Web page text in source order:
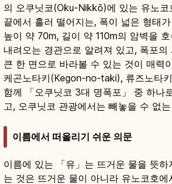
의 오쿠닛코(Oku-Nikkō)에 있는 유노
끝에서 흘러 떨어지는, 폭이 넓은 형태
높이 약 70m, 길이 약 110m의 암벽을
내려오는 경관으로 알려져 있고, 폭포의
큰 한 면으로 바라볼 수 있는 것이 매력
케곤노타키(Kegon-no-taki), 류즈노타
함께 「오쿠닛코 3대 명폭포」 중 하나
고, 오쿠닛코 관광에서는 빼놓을 수 없
이름에서 떠올리기 쉬운 의문
이름에 있는 「유」는 뜨거운 물을 뜻하
는 것은 뜨거운 물이 아니라 유노코호